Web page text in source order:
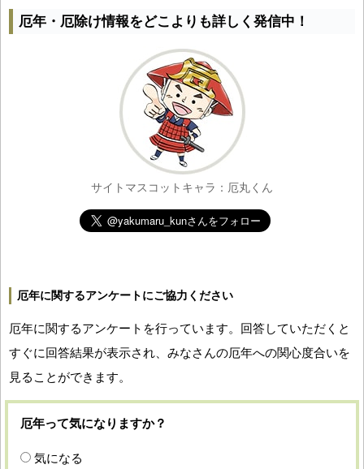
厄年・厄除け情報をどこよりも詳しく発信中！
サイトマスコットキャラ：厄丸くん
厄年に関するアンケートにご協力ください
厄年に関するアンケートを行っています。回答していただくと
すぐに回答結果が表示され、みなさんの厄年への関心度合いを
見ることができます。
厄年って気になりますか？
気になる